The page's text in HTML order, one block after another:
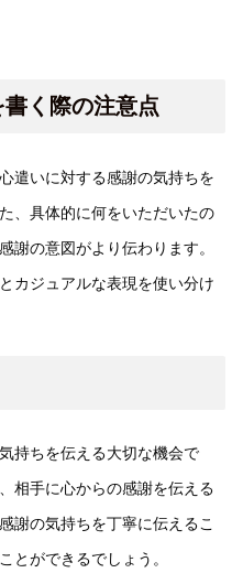
く際の注意点
遣いに対する感謝の気持ちを
、具体的に何をいただいたの
謝の意図がより伝わります。
カジュアルな表現を使い分け
持ちを伝える大切な機会で
相手に心からの感謝を伝える
謝の気持ちを丁寧に伝えるこ
とができるでしょう。